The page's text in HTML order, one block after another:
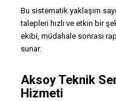
Bu sistematik yaklaşım
talepleri hızlı ve etkin bir
ekibi, müdahale sonrası
sunar.
Aksoy Teknik
Hizmeti